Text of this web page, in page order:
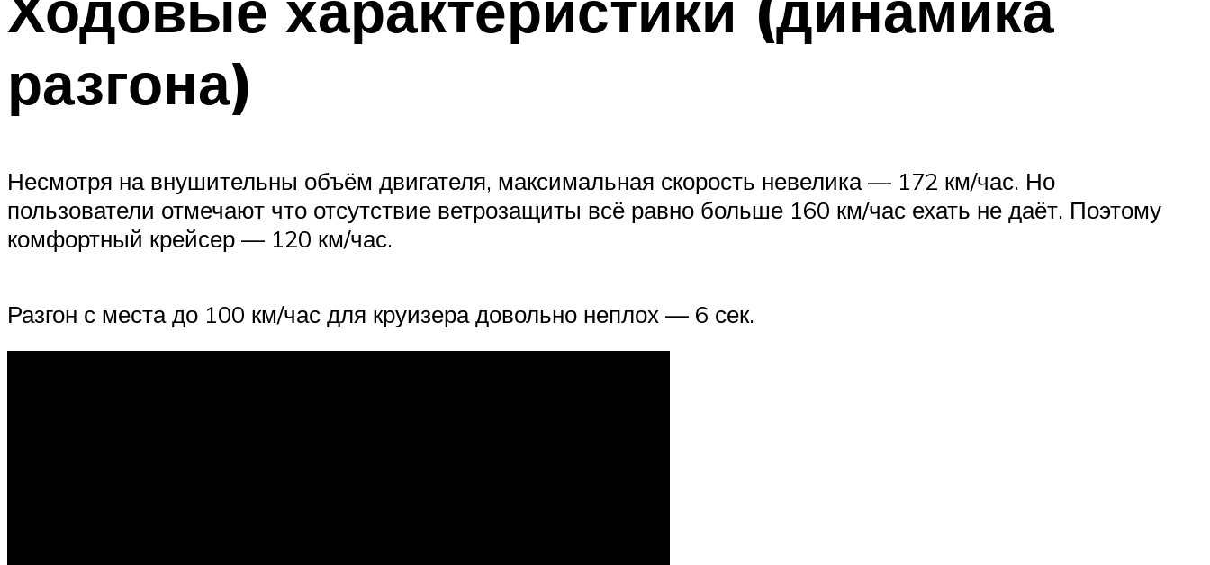
разгона)
Несмотря на внушительны объём двигателя, максимальная скорость невелика — 172 км/час. Но
пользователи отмечают что отсутствие ветрозащиты всё равно больше 160 км/час ехать не даёт. Поэтому
комфортный крейсер — 120 км/час.
Разгон с места до 100 км/час для круизера довольно неплох — 6 сек.